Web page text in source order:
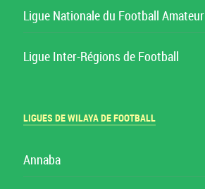
Ligue Nationale du Football Amateur
Ligue Inter-Régions de Football
LIGUES DE WILAYA DE FOOTBALL
Annaba